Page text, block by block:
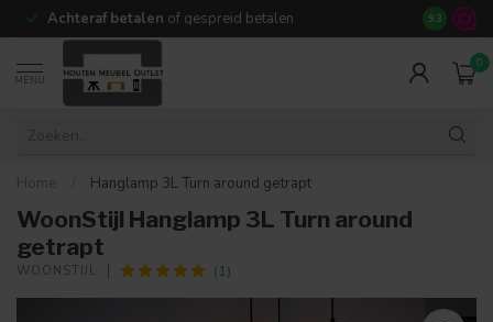
Achteraf betalen of gespreid betalen 14 dagen
9.3
MENU
0
Home Hanglamp 3L Turn around getrapt
WoonStijl Hanglamp 3L Turn around
getrapt
WOONSTIJL (1)